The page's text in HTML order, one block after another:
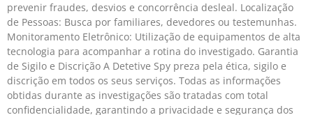
prevenir fraudes, desvios e concorrência desleal. Localização
de Pessoas: Busca por familiares, devedores ou testemunhas.
Monitoramento Eletrônico: Utilização de equipamentos de alta
tecnologia para acompanhar a rotina do investigado. Garantia
de Sigilo e Discrição A Detetive Spy preza pela ética, sigilo e
discrição em todos os seus serviços. Todas as informações
obtidas durante as investigações são tratadas com total
confidencialidade, garantindo a privacidade e segurança dos